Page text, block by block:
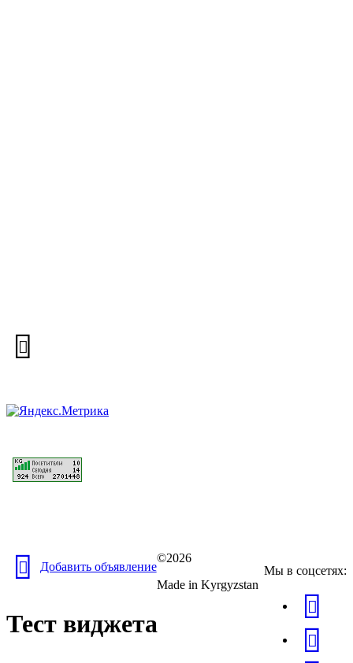
Добавить объявление Мы в соцсетях:
©2026
Made in Kyrgyzstan
Тест виджета